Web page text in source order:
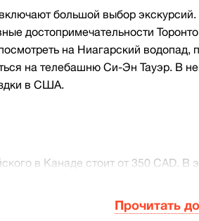
большой выбор экскурсий.
достопримечательности
на Ниагарский водопад,
на телебашню Си-Эн Тауэр. В
в США.
в Канаде стоит от 350 CAD. В
дополнительно. Вы
принимающей семье или в
Прочитать